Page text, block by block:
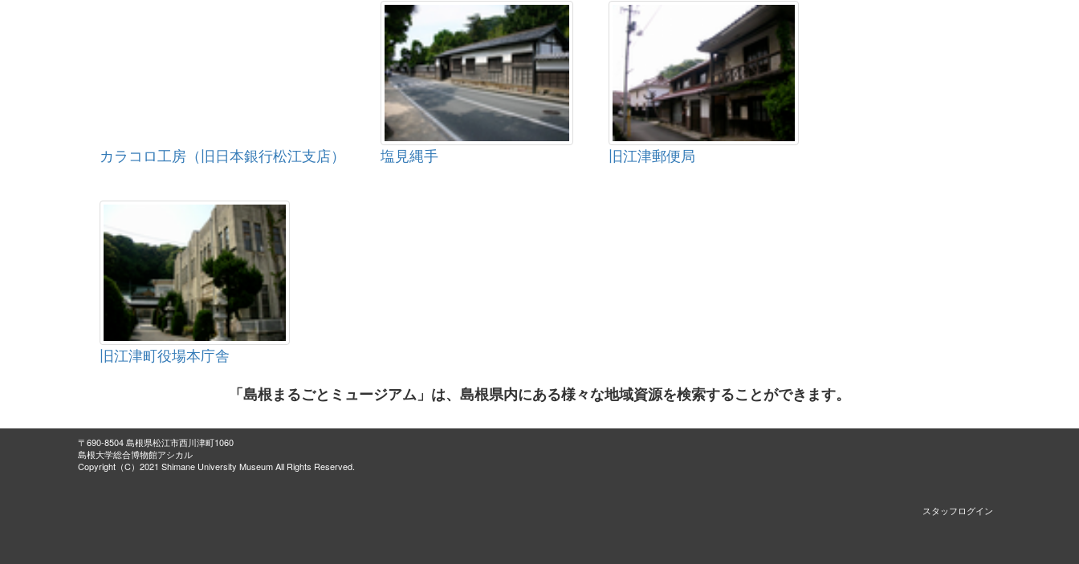
カラコロ工房（旧日本銀行松江支店） 塩見縄手 旧江津郵便局
旧江津町役場本庁舎
「島根まるごとミュージアム」は、島根県内にある様々な地域資源を検索することができます。
〒690-8504 島根県松江市西川津町1060
島根大学総合博物館アシカル
Copyright（C）2021 Shimane University Museum All Rights Reserved.
スタッフログイン